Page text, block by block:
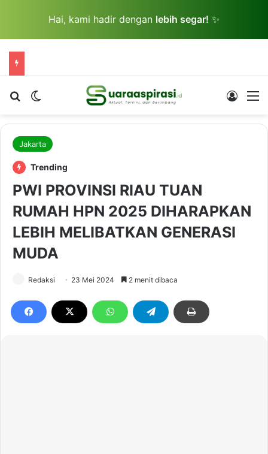
Hai, kami hadir dengan lebih segar! ✨
Cari berita...Switch skin Log In
Jakarta
Trending
PWI PROVINSI RIAU TUAN
RUMAH HPN 2025 DIHARAPKAN
LEBIH MELIBATKAN GENERASI
MUDA
Redaksi 23 Mei 2024 2 menit dibaca